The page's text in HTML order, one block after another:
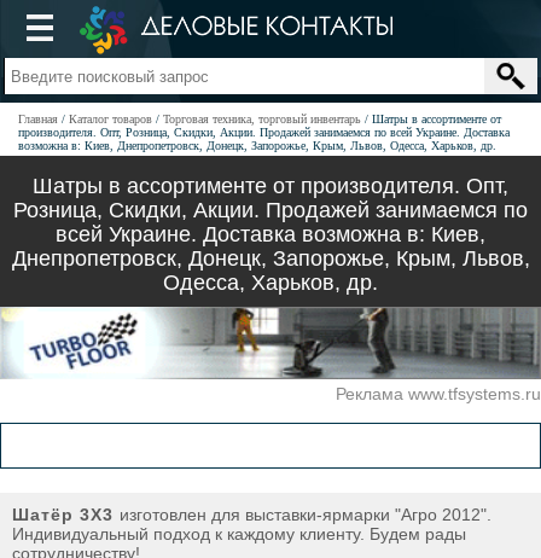
Главная Каталог товаров Торговая техника, торговый инвентарь
Шатры в ассортименте от
производителя. Опт, Розница, Скидки, Акции. Продажей занимаемся по всей Украине. Доставка
возможна в: Киев, Днепропетровск, Донецк, Запорожье, Крым, Львов, Одесса, Харьков, др.
Шатры в ассортименте от производителя. Опт,
Розница, Скидки, Акции. Продажей занимаемся по
всей Украине. Доставка возможна в: Киев,
Днепропетровск, Донецк, Запорожье, Крым, Львов,
Одесса, Харьков, др.
Реклама www.tfsystems.ru
Шатёр 3Х3 изготовлен для выставки-ярмарки "Агро 2012".
Индивидуальный подход к каждому клиенту. Будем рады
сотрудничеству!